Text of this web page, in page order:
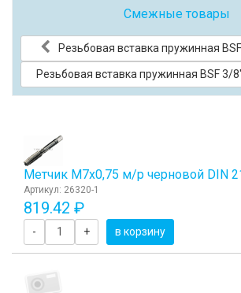
Смежные товары
Резьбовая вставка пружинная
Резьбовая вставка пружинная BSF 3/
Метчик М7x0,75 м/р черновой DIN
Артикул: 26320-1
819.42 ₽
- + в корзину